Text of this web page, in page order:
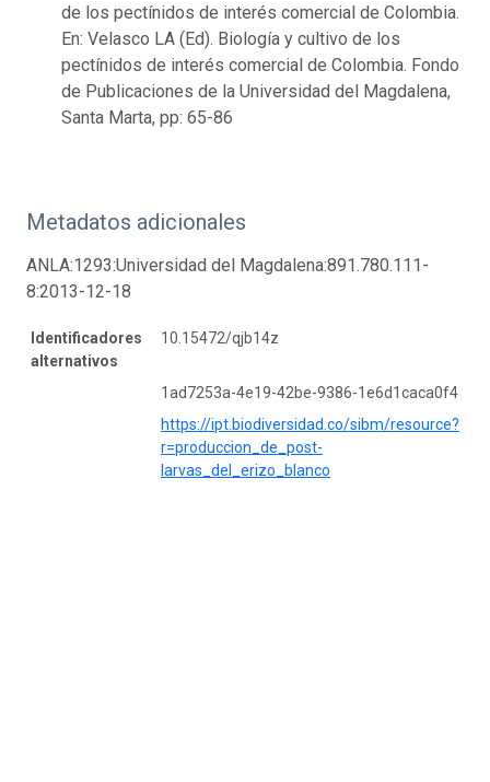
de los pectínidos de interés comercial de Colombia.
En: Velasco LA (Ed). Biología y cultivo de los
pectínidos de interés comercial de Colombia. Fondo
de Publicaciones de la Universidad del Magdalena,
Santa Marta, pp: 65-86
Metadatos adicionales
ANLA:1293:Universidad del Magdalena:891.780.111-
8:2013-12-18
Identificadores
alternativos
10.15472/qjb14z
1ad7253a-4e19-42be-9386-1e6d1caca0f4
https://ipt.biodiversidad.co/sibm/resource?
r=produccion_de_post-
larvas_del_erizo_blanco